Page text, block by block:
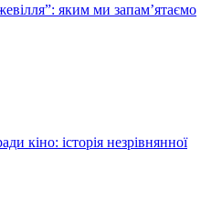
яким ми запам’ятаємо
кіно: історія незрівнянної